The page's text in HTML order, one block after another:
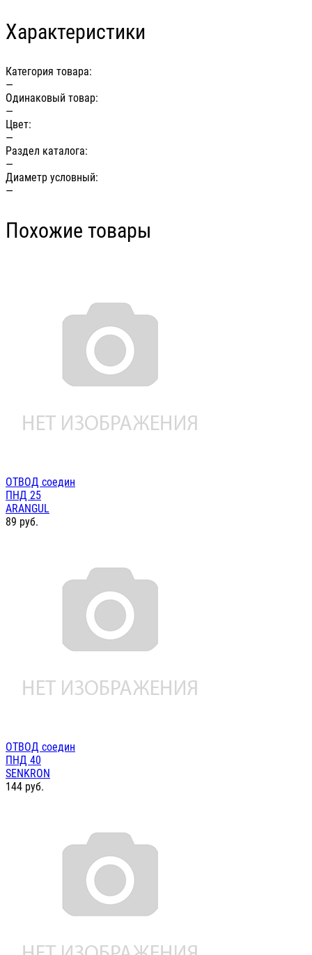
Характеристики
Категория товара:
—
Одинаковый товар:
—
Цвет:
—
Раздел каталога:
—
Диаметр условный:
—
Похожие товары
ОТВОД соедин
ПНД 25
ARANGUL
89 руб.
ОТВОД соедин
ПНД 40
SENKRON
144 руб.